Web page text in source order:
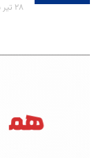
۲۸ تیر ۱۴۰۵